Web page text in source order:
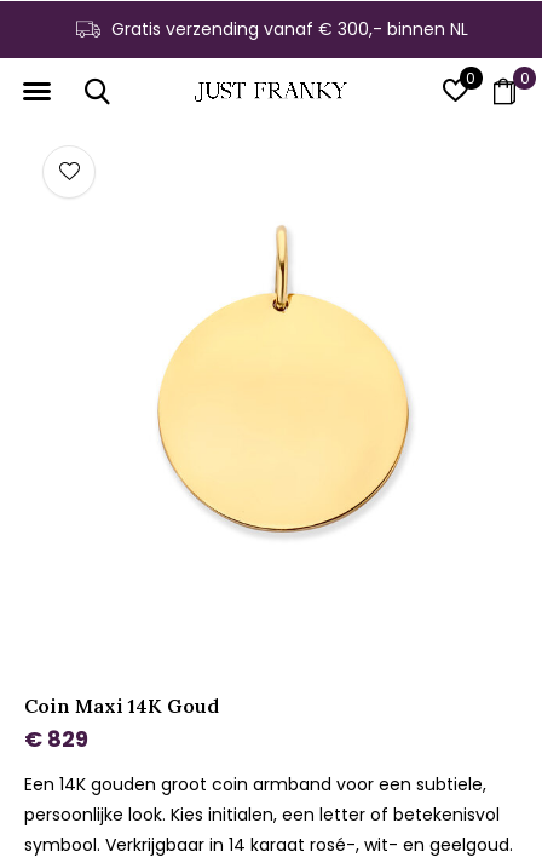
0 0
Gratis verzending vanaf € 300,- binnen NL
Coin Maxi 14K Goud
€ 829
Een 14K gouden groot coin armband voor een subtiele,
persoonlijke look. Kies initialen, een letter of betekenisvol
symbool. Verkrijgbaar in 14 karaat rosé-, wit- en geelgoud.